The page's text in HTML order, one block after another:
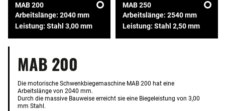
MAB 200
Arbeitslänge: 2040 mm
Leistung: Stahl 3,00 mm
MAB 250
Arbeitslänge: 2540 mm
Leistung: Stahl 2,50 mm
MAB 200
Die motorische Schwenkbiegemaschine MAB 200 hat eine
Arbeitslänge von 2040 mm.
Durch die massive Bauweise erreicht sie eine Biegeleistung von 3,00
mm Stahl.